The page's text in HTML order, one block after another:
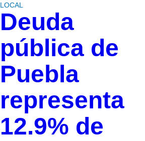
LOCAL
Deuda
pública de
Puebla
representa
12.9% de